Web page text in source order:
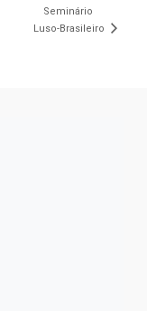
Seminário
Luso-Brasileiro